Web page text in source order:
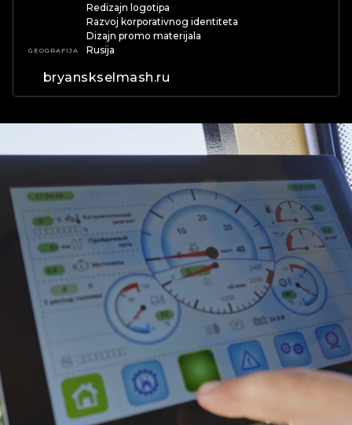
Redizajn logotipa
Razvoj korporativnog identiteta
Dizajn promo materijala
GEOGRAFIJA Rusija
bryanskselmash.ru